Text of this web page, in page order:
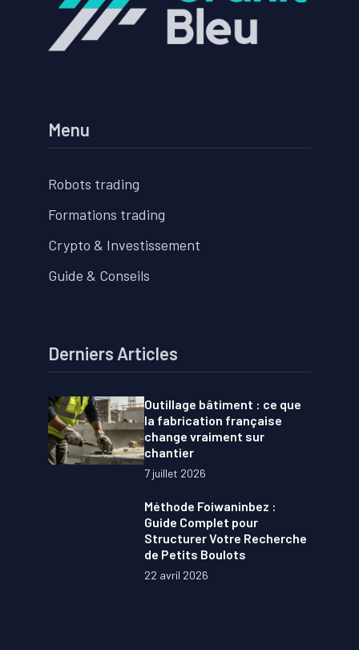
Menu
Robots trading
Formations trading
Crypto & Investissement
Guide & Conseils
Derniers Articles
Outillage bâtiment : ce que
la fabrication française
change vraiment sur
chantier
7 juillet 2026
Méthode Foiwaninbez :
Guide Complet pour
Structurer Votre Recherche
de Petits Boulots
22 avril 2026